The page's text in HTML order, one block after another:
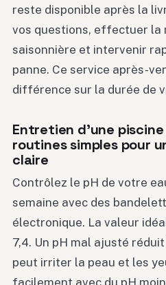
reste disponible après la
vos questions, effectuer la
saisonnière et intervenir
panne. Ce service après-
différence sur la durée de
Entretien d’une
routines simples pour
claire
Contrôlez le pH de votre
semaine avec des
électronique. La valeur
7,4. Un pH mal ajusté
peut irriter la peau et les
facilement avec du pH